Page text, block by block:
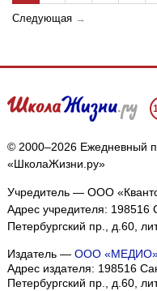
Следующая →
© 2000–2026 Ежедневный
«ШколаЖизни.ру»
Учредитель — ООО
Адрес учредителя: 198516
Петербургский пр., д.60,
Издатель — ООО
Адрес издателя: 198516
Петербургский пр., д.60,